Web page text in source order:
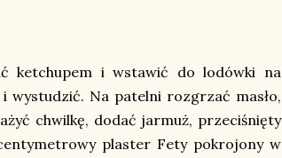
ketchupem i wstawić do lodówki na
wystudzić. Na patelni rozgrzać masło,
chwilkę, dodać jarmuż, przeciśnięty
plaster Fety pokrojony w